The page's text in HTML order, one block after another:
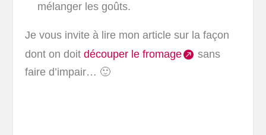
mélanger les goûts.
Je vous invite à lire mon article sur la façon
dont on doitdécouper le fromage
sans
faire d’impair… 🙂